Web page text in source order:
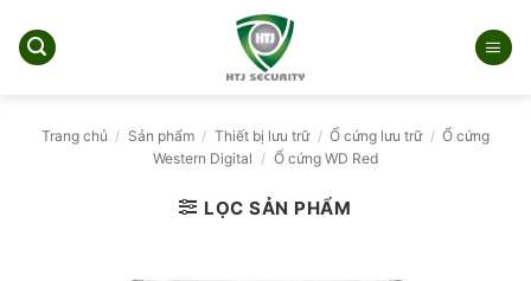
qua
Trang chủ / Sản phẩm / Thiết bị lưu trữ / Ổ cứng lưu trữ / Ổ cứng
Western Digital / Ổ cứng WD Red
LỌC SẢN PHẨM